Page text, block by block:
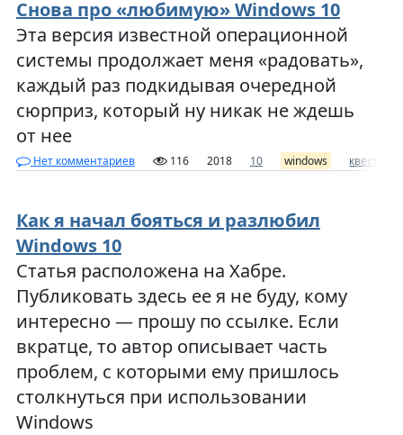
Снова про «любимую» Windows 10
Эта версия известной операционной
системы продолжает меня «радовать»,
каждый раз подкидывая очередной
сюрприз, который ну никак не ждешь
от нее
Нет комментариев 116 2018 10 windows квест
Как я начал бояться и разлюбил
Windows 10
Статья расположена на Хабре.
Публиковать здесь ее я не буду, кому
интересно — прошу по ссылке. Если
вкратце, то автор описывает часть
проблем, с которыми ему пришлось
столкнуться при использовании
Windows